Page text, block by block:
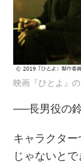
映画『ひとよ』
──長男役の
キャラクタ
じゃないと